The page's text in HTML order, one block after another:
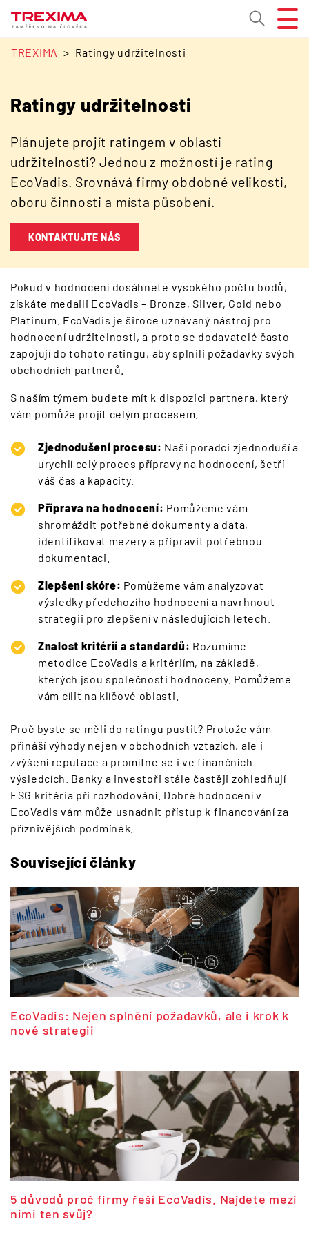
TREXIMA Ratingy udržitelnosti
Ratingy udržitelnosti
Plánujete projít ratingem v oblasti
udržitelnosti? Jednou z možností je rating
EcoVadis. Srovnává firmy obdobné velikosti,
oboru činnosti a místa působení.
KONTAKTUJTE NÁS
Pokud v hodnocení dosáhnete vysokého počtu bodů,
získáte medaili EcoVadis – Bronze, Silver, Gold nebo
Platinum. EcoVadis je široce uznávaný nástroj pro
hodnocení udržitelnosti, a proto se dodavatelé často
zapojují do tohoto ratingu, aby splnili požadavky svých
obchodních partnerů.
S naším týmem budete mít k dispozici partnera, který
vám pomůže projít celým procesem.
Zjednodušení procesu: Naši poradci zjednoduší a
urychlí celý proces přípravy na hodnocení, šetří
váš čas a kapacity.
Příprava na hodnocení: Pomůžeme vám
shromáždit potřebné dokumenty a data,
identifikovat mezery a připravit potřebnou
dokumentaci.
Zlepšení skóre: Pomůžeme vám analyzovat
výsledky předchozího hodnocení a navrhnout
strategii pro zlepšení v následujících letech.
Znalost kritérií a standardů: Rozumíme
metodice EcoVadis a kritériím, na základě,
kterých jsou společnosti hodnoceny. Pomůžeme
vám cílit na klíčové oblasti.
Proč byste se měli do ratingu pustit? Protože vám
přináší výhody nejen v obchodních vztazích, ale i
zvýšení reputace a promítne se i ve finančních
výsledcích. Banky a investoři stále častěji zohledňují
ESG kritéria při rozhodování. Dobré hodnocení v
EcoVadis vám může usnadnit přístup k financování za
příznivějších podmínek.
Související články
EcoVadis: Nejen splnění požadavků, ale i krok k
nové strategii
5 důvodů proč firmy řeší EcoVadis. Najdete mezi
nimi ten svůj?